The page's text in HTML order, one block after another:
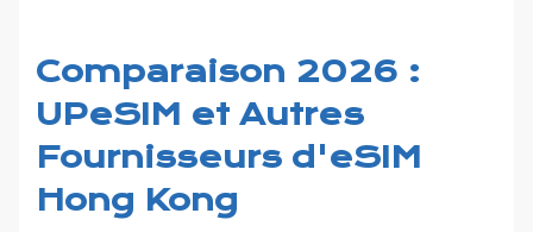
Comparaison 2026 :
UPeSIM et Autres
Fournisseurs d'eSIM
Hong Kong